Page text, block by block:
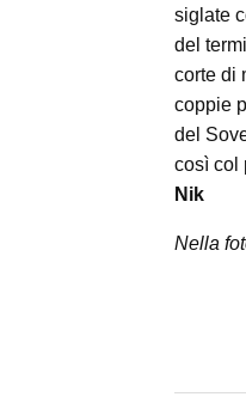
siglate
del
corte di
coppie
del
così col
Nik
Nella